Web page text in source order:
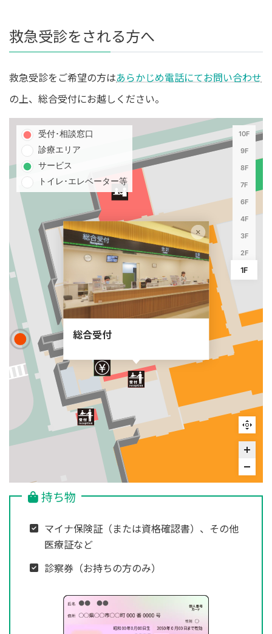
救急受診をされる方へ
救急受診をご希望の方はあらかじめ電話にてお問い合わせ
の上、総合受付にお越しください。
総合受付
受付･相談窓口
診療エリア
サービス
トイレ･エレベーター等
10F
9F
8F
7F
6F
4F
3F
2F
1F
持ち物
マイナ保険証（または資格確認書）、その他
医療証など
診察券（お持ちの方のみ）